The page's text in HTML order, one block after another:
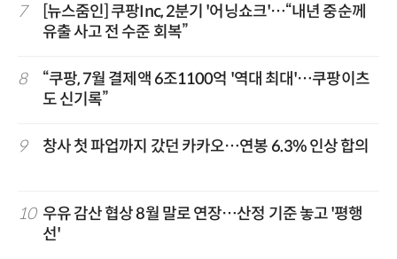
7
[뉴스줌인] 쿠팡Inc, 2분기 '어닝쇼크'…“내년 중순께
유출 사고 전 수준 회복”
8
“쿠팡, 7월 결제액 6조1100억 '역대 최대'…쿠팡이츠
도 신기록”
9 창사 첫 파업까지 갔던 카카오…연봉 6.3% 인상 합의
10 우유 감산 협상 8월 말로 연장…산정 기준 놓고 '평행
선'